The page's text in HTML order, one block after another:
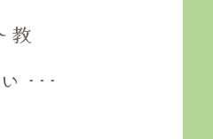
教
･･･